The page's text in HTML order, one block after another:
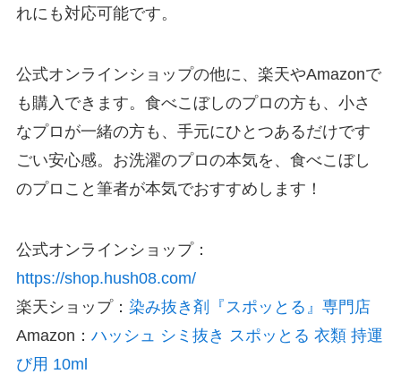
れにも対応可能です。
公式オンラインショップの他に、楽天やAmazonで
も購入できます。食べこぼしのプロの方も、小さ
なプロが一緒の方も、手元にひとつあるだけです
ごい安心感。お洗濯のプロの本気を、食べこぼし
のプロこと筆者が本気でおすすめします！
公式オンラインショップ：
https://shop.hush08.com/
楽天ショップ： 染み抜き剤『スポッとる』専門店
Amazon： ハッシュ シミ抜き スポッとる 衣類 持運
び用 10ml